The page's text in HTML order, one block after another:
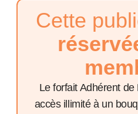
Cette
Le forfait Adhérent
accès illimité à un